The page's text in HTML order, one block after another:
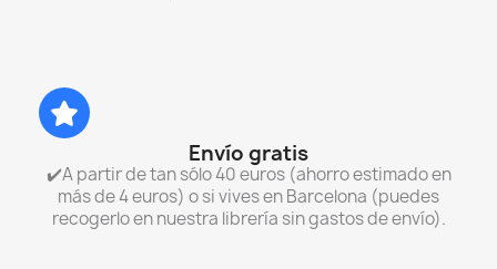
Envío gratis
✔️A partir de tan sólo 40 euros (ahorro estimado en
más de 4 euros) o si vives en Barcelona (puedes
recogerlo en nuestra librería sin gastos de envío).